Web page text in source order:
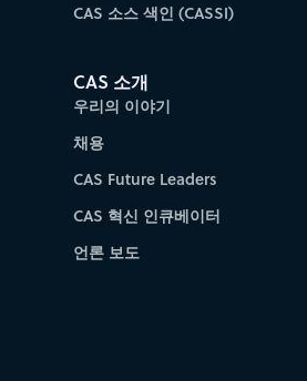
CAS 소스 색인 (CASSI)
CAS 소개
우리의 이야기
채용
CAS Future Leaders
CAS 혁신 인큐베이터
언론 보도